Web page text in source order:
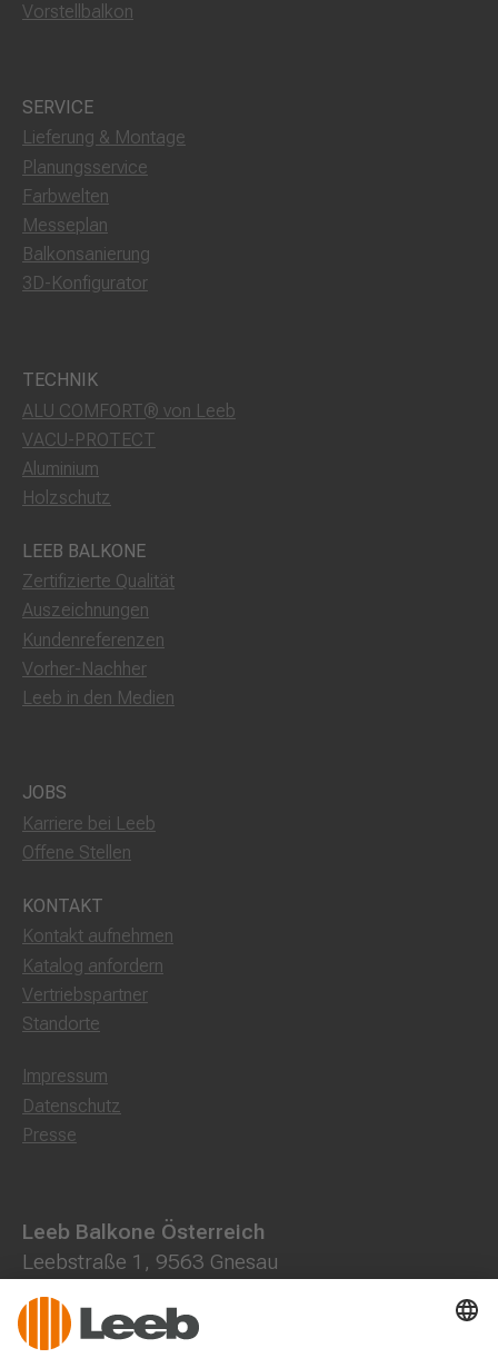
Vorstellbalkon
SERVICE
Lieferung & Montage
Planungsservice
Farbwelten
Messeplan
Balkonsanierung
3D-Konfigurator
TECHNIK
ALU COMFORT® von Leeb
VACU-PROTECT
Aluminium
Holzschutz
LEEB BALKONE
Zertifizierte Qualität
Auszeichnungen
Kundenreferenzen
Vorher-Nachher
Leeb in den Medien
JOBS
Karriere bei Leeb
Offene Stellen
KONTAKT
Kontakt aufnehmen
Katalog anfordern
Vertriebspartner
Standorte
Impressum
Datenschutz
Presse
Leeb Balkone Österreich
Leebstraße 1, 9563 Gnesau
0800 202013
+43 4278 7000